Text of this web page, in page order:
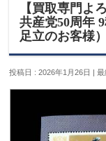
【買取専門よ
共産党50周年
足立のお客様）
投稿日 : 2026年1月26日 最